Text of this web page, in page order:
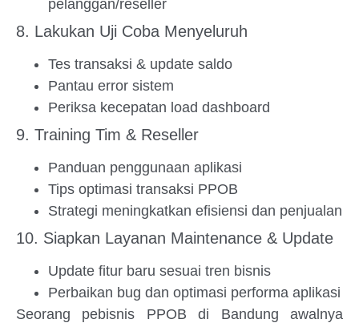
pelanggan/reseller
8. Lakukan Uji Coba Menyeluruh
Tes transaksi & update saldo
Pantau error sistem
Periksa kecepatan load dashboard
9. Training Tim & Reseller
Panduan penggunaan aplikasi
Tips optimasi transaksi PPOB
Strategi meningkatkan efisiensi dan penjualan
10. Siapkan Layanan Maintenance & Update
Update fitur baru sesuai tren bisnis
Perbaikan bug dan optimasi performa aplikasi
Seorang pebisnis PPOB di Bandung awalnya